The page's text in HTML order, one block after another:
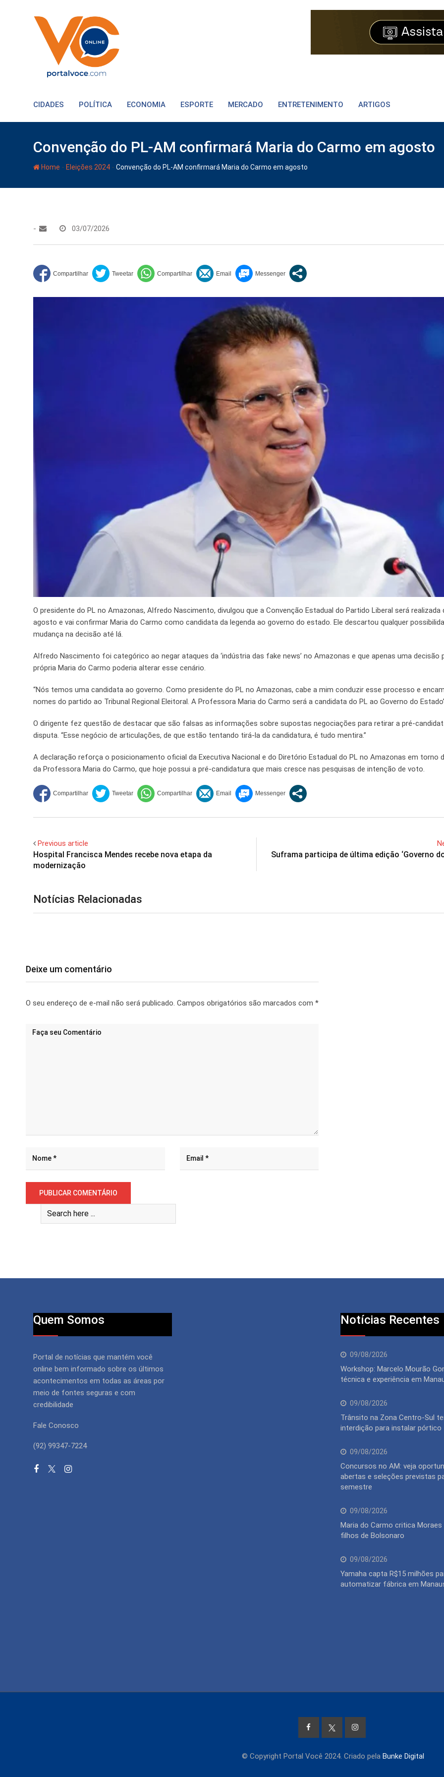
CIDADES POLÍTICA ECONOMIA ESPORTE MERCADO ENTRETENIMENTO ARTIGOS
Convenção do PL-AM confirmará Maria do Carmo em agosto
Home - Eleições 2024 - Convenção do PL-AM confirmará Maria do Carmo em agosto
- 03/07/2026
O presidente do PL no Amazonas, Alfredo Nascimento, divulgou que a Convenção Estadual do Partido Liberal será realizada
agosto e vai confirmar Maria do Carmo como candidata da legenda ao governo do estado. Ele descartou qualquer
mudança na decisão até lá.
Alfredo Nascimento foi categórico ao negar ataques da ‘indústria das fake news’ no Amazonas e que apenas uma decisão
própria Maria do Carmo poderia alterar esse cenário.
“Nós temos uma candidata ao governo. Como presidente do PL no Amazonas, cabe a mim conduzir esse processo e
nomes do partido ao Tribunal Regional Eleitoral. A Professora Maria do Carmo será a candidata do PL ao Governo do
O dirigente fez questão de destacar que são falsas as informações sobre supostas negociações para retirar a pré-
disputa. “Esse negócio de articulações, de que estão tentando tirá-la da candidatura, é tudo mentira.”
A declaração reforça o posicionamento oficial da Executiva Nacional e do Diretório Estadual do PL no Amazonas em torno
da Professora Maria do Carmo, que hoje possui a pré-candidatura que mais cresce nas pesquisas de intenção de voto.
Previous article
Hospital Francisca Mendes recebe nova etapa da
modernização
Suframa participa de última edição ‘Governo
Notícias Relacionadas
Deixe um comentário
O seu endereço de e-mail não será publicado. Campos obrigatórios são marcados com *
Quem Somos
Portal de notícias que mantém você
online bem informado sobre os últimos
acontecimentos em todas as áreas por
meio de fontes seguras e com
credibilidade
Fale Conosco
(92) 99347-7224
Notícias Recentes
09/08/2026
Workshop: Marcelo Mourão
técnica e experiência em
09/08/2026
Trânsito na Zona Centro-Sul
interdição para instalar pórtico
09/08/2026
Concursos no AM: veja
abertas e seleções previstas
semestre
09/08/2026
Maria do Carmo critica Moraes
filhos de Bolsonaro
09/08/2026
Yamaha capta R$15 milhões
automatizar fábrica em
© Copyright Portal Você 2024. Criado pela Bunke Digital